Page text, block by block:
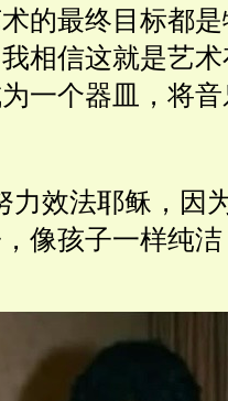
的最终目标都
相信这就是艺
一个器皿，将
力效法耶稣，因
像孩子一样纯